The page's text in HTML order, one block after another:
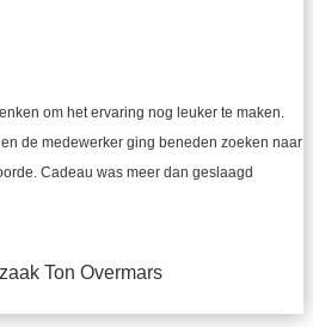
om het ervaring nog leuker te maken.
de medewerker ging beneden zoeken naar
Cadeau was meer dan geslaagd
Ton Overmars